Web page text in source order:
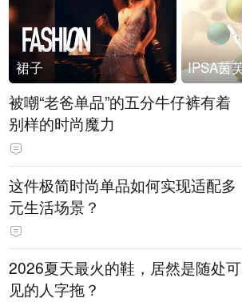
裙子
被嘲“老爸单品”的五分牛仔裤有着
别样的时尚魔力
这件极简时尚单品如何实现适配多
元生活场景？
2026夏天最火的鞋，居然是随处可
见的人字拖？